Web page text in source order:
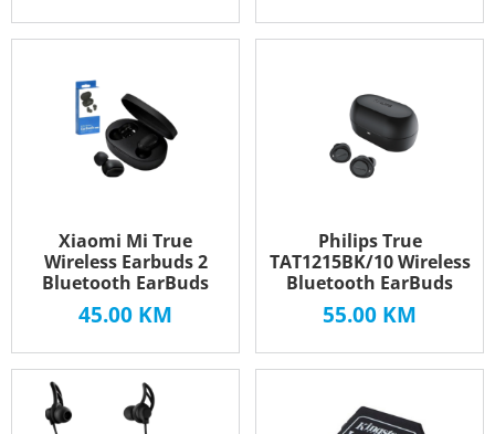
Xiaomi Mi True
Wireless Earbuds 2
Bluetooth EarBuds
45.00 KM
Philips True
TAT1215BK/10 Wireless
Bluetooth EarBuds
55.00 KM